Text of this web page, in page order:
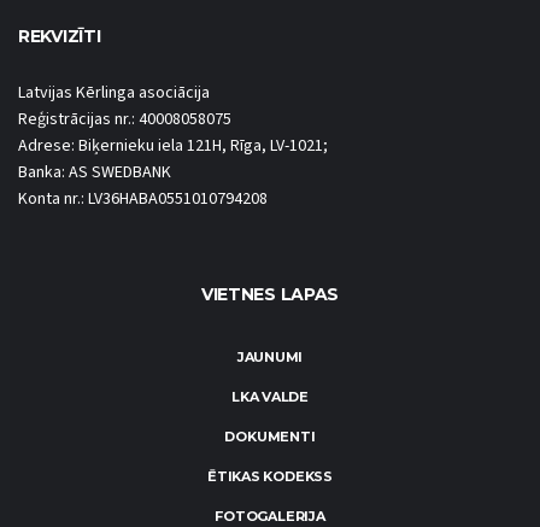
REKVIZĪTI
Latvijas Kērlinga asociācija
Reģistrācijas nr.: 40008058075
Adrese: Biķernieku iela 121H, Rīga, LV-1021;
Banka: AS SWEDBANK
Konta nr.: LV36HABA0551010794208
VIETNES LAPAS
JAUNUMI
LKA VALDE
DOKUMENTI
ĒTIKAS KODEKSS
FOTOGALERIJA